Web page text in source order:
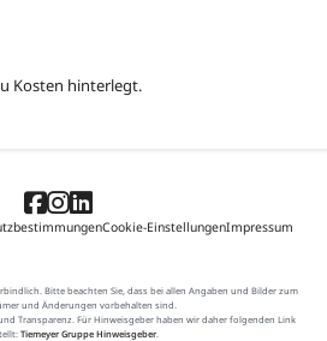
Kosten hinterlegt.
Cookie-EinstellungenImpressum
Bitte beachten Sie, dass bei allen Angaben und Bilder zum
und Änderungen vorbehalten sind.
Transparenz. Für Hinweisgeber haben wir daher folgenden Link
Tiemeyer Gruppe Hinweisgeber.